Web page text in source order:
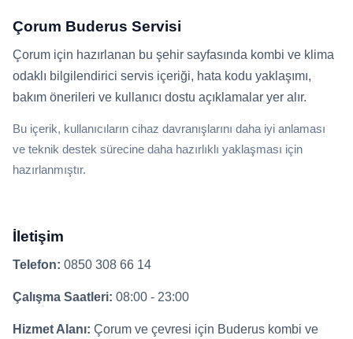
Çorum Buderus Servisi
Çorum için hazırlanan bu şehir sayfasında kombi ve klima
odaklı bilgilendirici servis içeriği, hata kodu yaklaşımı,
bakım önerileri ve kullanıcı dostu açıklamalar yer alır.
Bu içerik, kullanıcıların cihaz davranışlarını daha iyi anlaması
ve teknik destek sürecine daha hazırlıklı yaklaşması için
hazırlanmıştır.
İletişim
Telefon: 0850 308 66 14
Çalışma Saatleri: 08:00 - 23:00
Hizmet Alanı: Çorum ve çevresi için Buderus kombi ve